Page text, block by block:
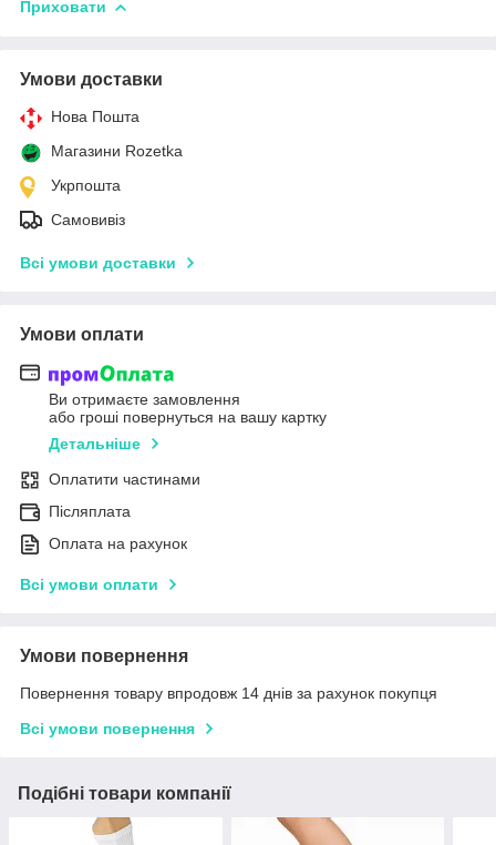
Приховати
Умови доставки
Нова Пошта
Магазини Rozetka
Укрпошта
Самовивіз
Всі умови доставки
Умови оплати
Ви отримаєте замовлення
або гроші повернуться на вашу картку
Детальніше
Оплатити частинами
Післяплата
Оплата на рахунок
Всі умови оплати
Умови повернення
Повернення товару впродовж 14 днів за рахунок покупця
Всі умови повернення
Подібні товари компанії